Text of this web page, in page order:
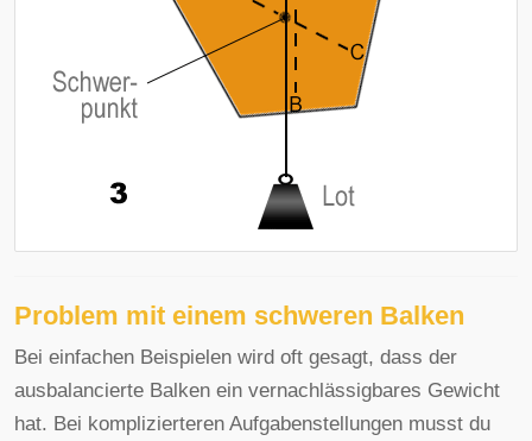
Problem mit einem schweren Balken
Bei einfachen Beispielen wird oft gesagt, dass der
ausbalancierte Balken ein vernachlässigbares Gewicht
hat. Bei komplizierteren Aufgabenstellungen musst du